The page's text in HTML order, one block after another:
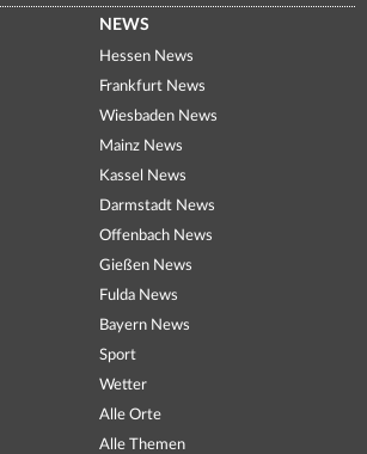
NEWS
Hessen News
Frankfurt News
Wiesbaden News
Mainz News
Kassel News
Darmstadt News
Offenbach News
Gießen News
Fulda News
Bayern News
Sport
Wetter
Alle Orte
Alle Themen